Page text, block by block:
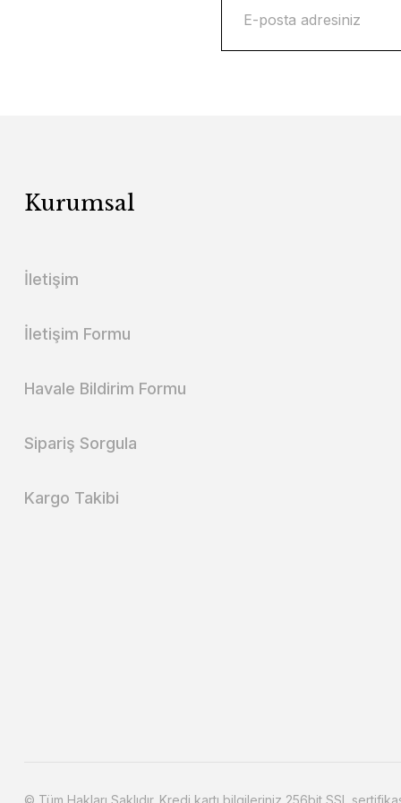
Kurumsal
İletişim
İletişim Formu
Havale Bildirim Formu
Sipariş Sorgula
Kargo Takibi
© Tüm Hakları Saklıdır. Kredi kartı bilgileriniz 256bit SSL